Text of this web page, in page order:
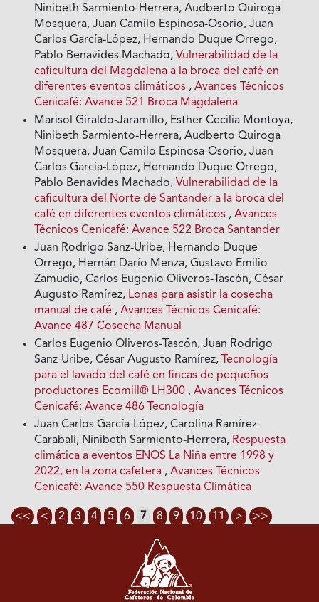
Ninibeth Sarmiento-Herrera, Audberto Quiroga
Mosquera, Juan Camilo Espinosa-Osorio, Juan
Carlos García-López, Hernando Duque Orrego,
Pablo Benavides Machado,Vulnerabilidad de la
caficultura del Magdalena a la broca del café en
diferentes eventos climáticos ,Avances Técnicos
Cenicafé: Avance 521 Broca Magdalena
Marisol Giraldo-Jaramillo, Esther Cecilia Montoya,
Ninibeth Sarmiento-Herrera, Audberto Quiroga
Mosquera, Juan Camilo Espinosa-Osorio, Juan
Carlos García-López, Hernando Duque Orrego,
Pablo Benavides Machado,Vulnerabilidad de la
caficultura del Norte de Santander a la broca del
café en diferentes eventos climáticos ,Avances
Técnicos Cenicafé: Avance 522 Broca Santander
Juan Rodrigo Sanz-Uribe, Hernando Duque
Orrego, Hernán Darío Menza, Gustavo Emilio
Zamudio, Carlos Eugenio Oliveros-Tascón, César
Augusto Ramírez, Lonas para asistir la cosecha
manual de café ,Avances Técnicos Cenicafé:
Avance 487 Cosecha Manual
Carlos Eugenio Oliveros-Tascón, Juan Rodrigo
Sanz-Uribe, César Augusto Ramírez, Tecnología
para el lavado del café en fincas de pequeños
productores Ecomill® LH300 ,Avances Técnicos
Cenicafé: Avance 486 Tecnología
Juan Carlos García-López, Carolina Ramírez-
Carabalí, Ninibeth Sarmiento-Herrera, Respuesta
climática a eventos ENOS La Niña entre 1998 y
2022, en la zona cafetera ,Avances Técnicos
Cenicafé: Avance 550 Respuesta Climática
<< < 2 3 4 5 6 7 8 9 10 11 > >>